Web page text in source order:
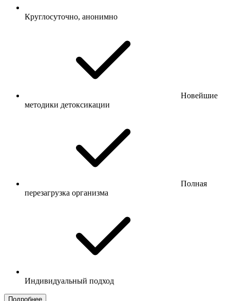
Круглосуточно, анонимно
Новейшие
методики детоксикации
Полная
перезагрузка организма
Индивидуальный подход
Подробнее